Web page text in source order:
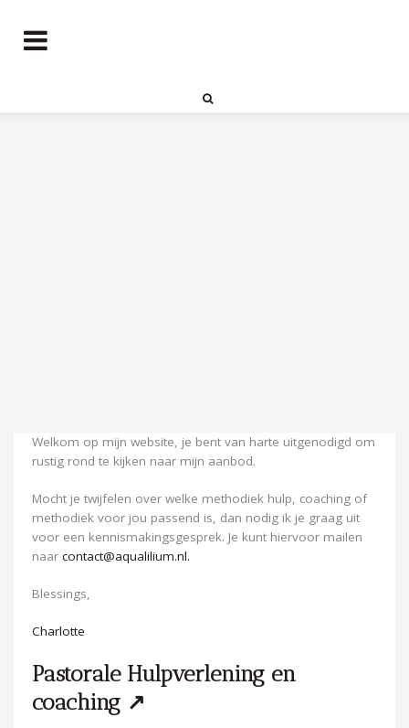
Welkom op mijn website, je bent van harte uitgenodigd om
rustig rond te kijken naar mijn aanbod.
Mocht je twijfelen over welke methodiek hulp, coaching of
methodiek voor jou passend is, dan nodig ik je graag uit
voor een kennismakingsgesprek. Je kunt hiervoor mailen
naar contact@aqualilium.nl.
Blessings,
Charlotte
Pastorale Hulpverlening en
coaching ↗